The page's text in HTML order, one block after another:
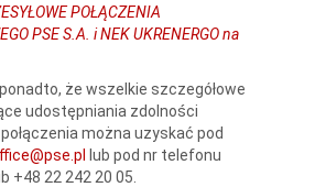
POŁĄCZENIA
PSE S.A. i NEK UKRENERGO na
że wszelkie szczegółowe
udostępniania zdolności
można uzyskać pod
lub pod nr telefonu
+48 22 242 20 05.